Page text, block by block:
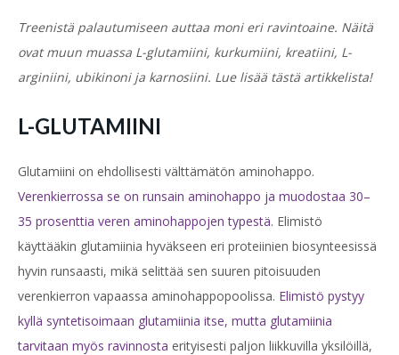
Treenistä palautumiseen auttaa moni eri ravintoaine. Näitä
ovat muun muassa L-glutamiini, kurkumiini, kreatiini, L-
arginiini, ubikinoni ja karnosiini. Lue lisää tästä artikkelista!
L-GLUTAMIINI
Glutamiini on ehdollisesti välttämätön aminohappo.
Verenkierrossa se on runsain aminohappo ja muodostaa 30–
35 prosenttia veren aminohappojen typestä. Elimistö
käyttääkin glutamiinia hyväkseen eri proteiinien biosynteesissä
hyvin runsaasti, mikä selittää sen suuren pitoisuuden
verenkierron vapaassa aminohappopoolissa. Elimistö pystyy
kyllä syntetisoimaan glutamiinia itse, mutta glutamiinia
tarvitaan myös ravinnosta erityisesti paljon liikkuvilla yksilöillä,